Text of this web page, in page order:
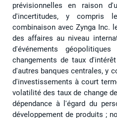
prévisionnelles en raison
d'incertitudes, y compris
combinaison avec Zynga Inc.
des affaires au niveau
d'événements
changements de taux
d'autres banques centrales, y
d'investissements à court
volatilité des taux de change
dépendance à l'égard du
développement de produits ;